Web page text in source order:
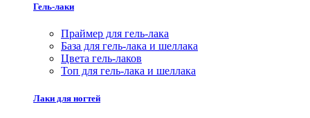
Гель-лаки
Праймер для гель-лака
База для гель-лака и шеллака
Цвета гель-лаков
Топ для гель-лака и шеллака
Лаки для ногтей